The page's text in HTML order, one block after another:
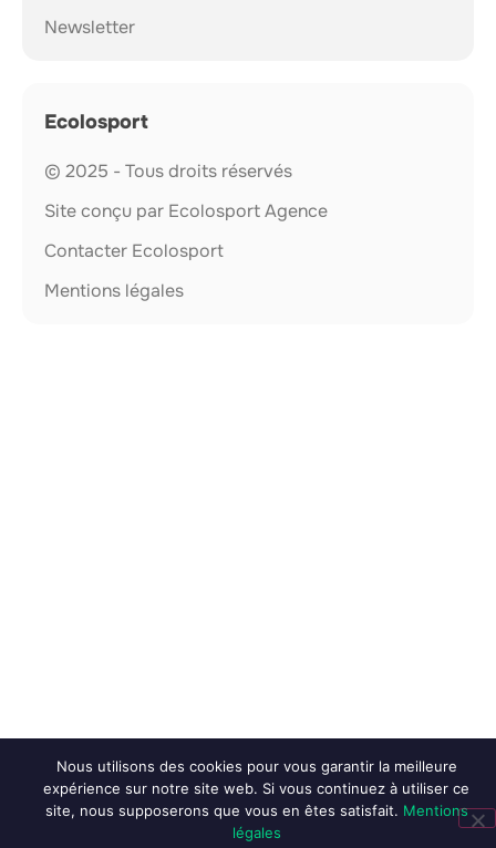
Newsletter
Ecolosport
© 2025 - Tous droits réservés
Site conçu par Ecolosport Agence
Contacter Ecolosport
Mentions légales
Nous utilisons des cookies pour vous garantir la meilleure
expérience sur notre site web. Si vous continuez à utiliser ce
site, nous supposerons que vous en êtes satisfait. Mentions
légales